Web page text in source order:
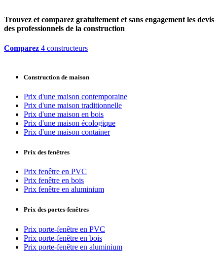
Trouvez et comparez gratuitement et sans engagement les devis
des professionnels de la construction
Comparez 4 constructeurs
Construction de maison
Prix d'une maison contemporaine
Prix d'une maison traditionnelle
Prix d'une maison en bois
Prix d'une maison écologique
Prix d'une maison container
Prix des fenêtres
Prix fenêtre en PVC
Prix fenêtre en bois
Prix fenêtre en aluminium
Prix des portes-fenêtres
Prix porte-fenêtre en PVC
Prix porte-fenêtre en bois
Prix porte-fenêtre en aluminium